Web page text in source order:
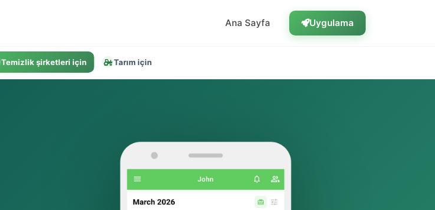
Ana Sayfa Uygulama
Temizlik şirketleri için Tarım için